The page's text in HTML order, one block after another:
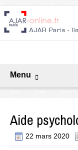
Menu
Aide
22 mars 2020